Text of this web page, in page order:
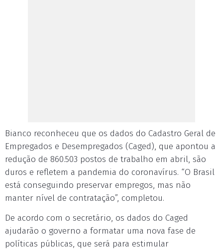
Bianco reconheceu que os dados do Cadastro Geral de
Empregados e Desempregados (Caged), que apontou a
redução de 860.503 postos de trabalho em abril, são
duros e refletem a pandemia do coronavírus. “O Brasil
está conseguindo preservar empregos, mas não
manter nível de contratação”, completou.
De acordo com o secretário, os dados do Caged
ajudarão o governo a formatar uma nova fase de
políticas públicas, que será para estimular